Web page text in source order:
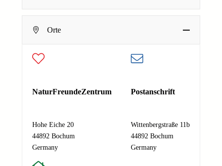
E
-
M
l
d
r
e
E-Mail-Adresse
Absenden
Orte
NaturFreundeZentrum
Hohe Eiche 20
44892 Bochum
Germany
Postanschrift
Wittenbergstraße 11b
44892 Bochum
Germany